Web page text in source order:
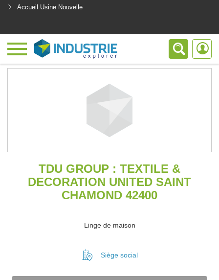
Accueil Usine Nouvelle
TDU GROUP : TEXTILE &
DECORATION UNITED SAINT
CHAMOND 42400
Linge de maison
Siège social